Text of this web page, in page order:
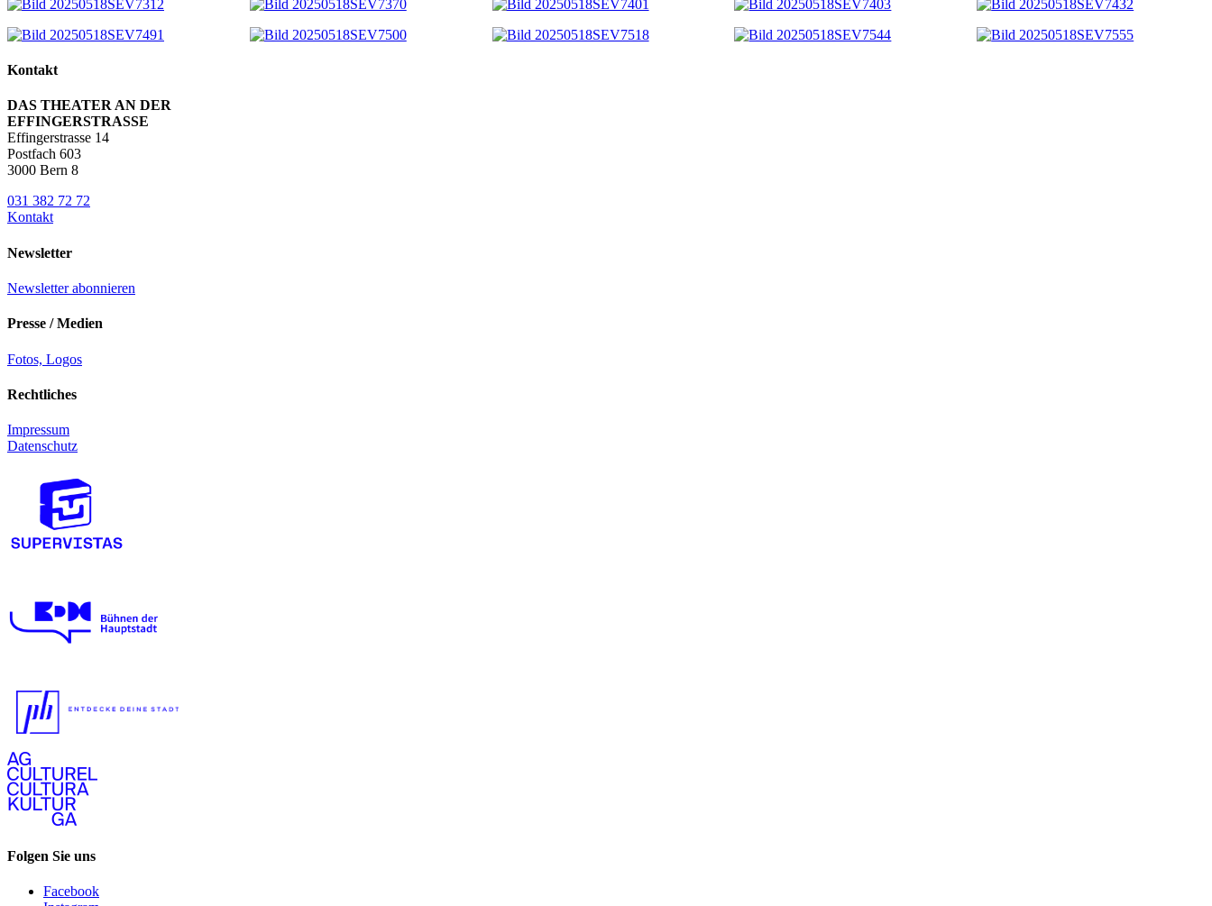
Kontakt
DAS THEATER AN DER
EFFINGERSTRASSE
Effingerstrasse 14
Postfach 603
3000 Bern 8
031 382 72 72
Kontakt
Newsletter
Newsletter abonnieren
Presse / Medien
Fotos, Logos
Rechtliches
Impressum
Datenschutz
Folgen Sie uns
Facebook